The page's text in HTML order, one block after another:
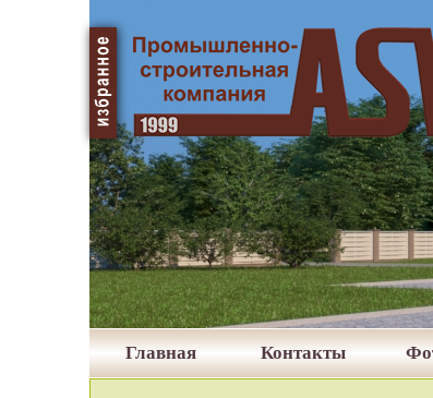
Главная Контакты